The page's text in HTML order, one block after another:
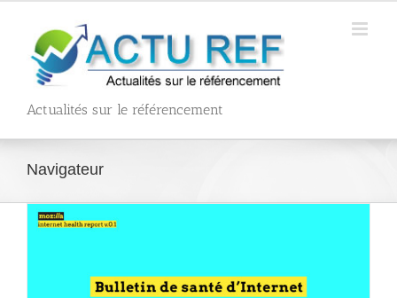
contenu
Actualités sur le référencement
Navigateur